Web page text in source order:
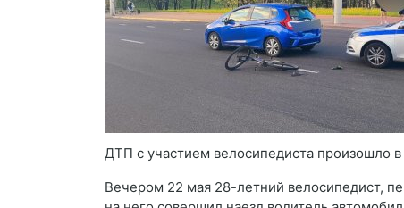
ДТП с участием велосипедиста произошло
Вечером 22 мая 28-летний велосипедист,